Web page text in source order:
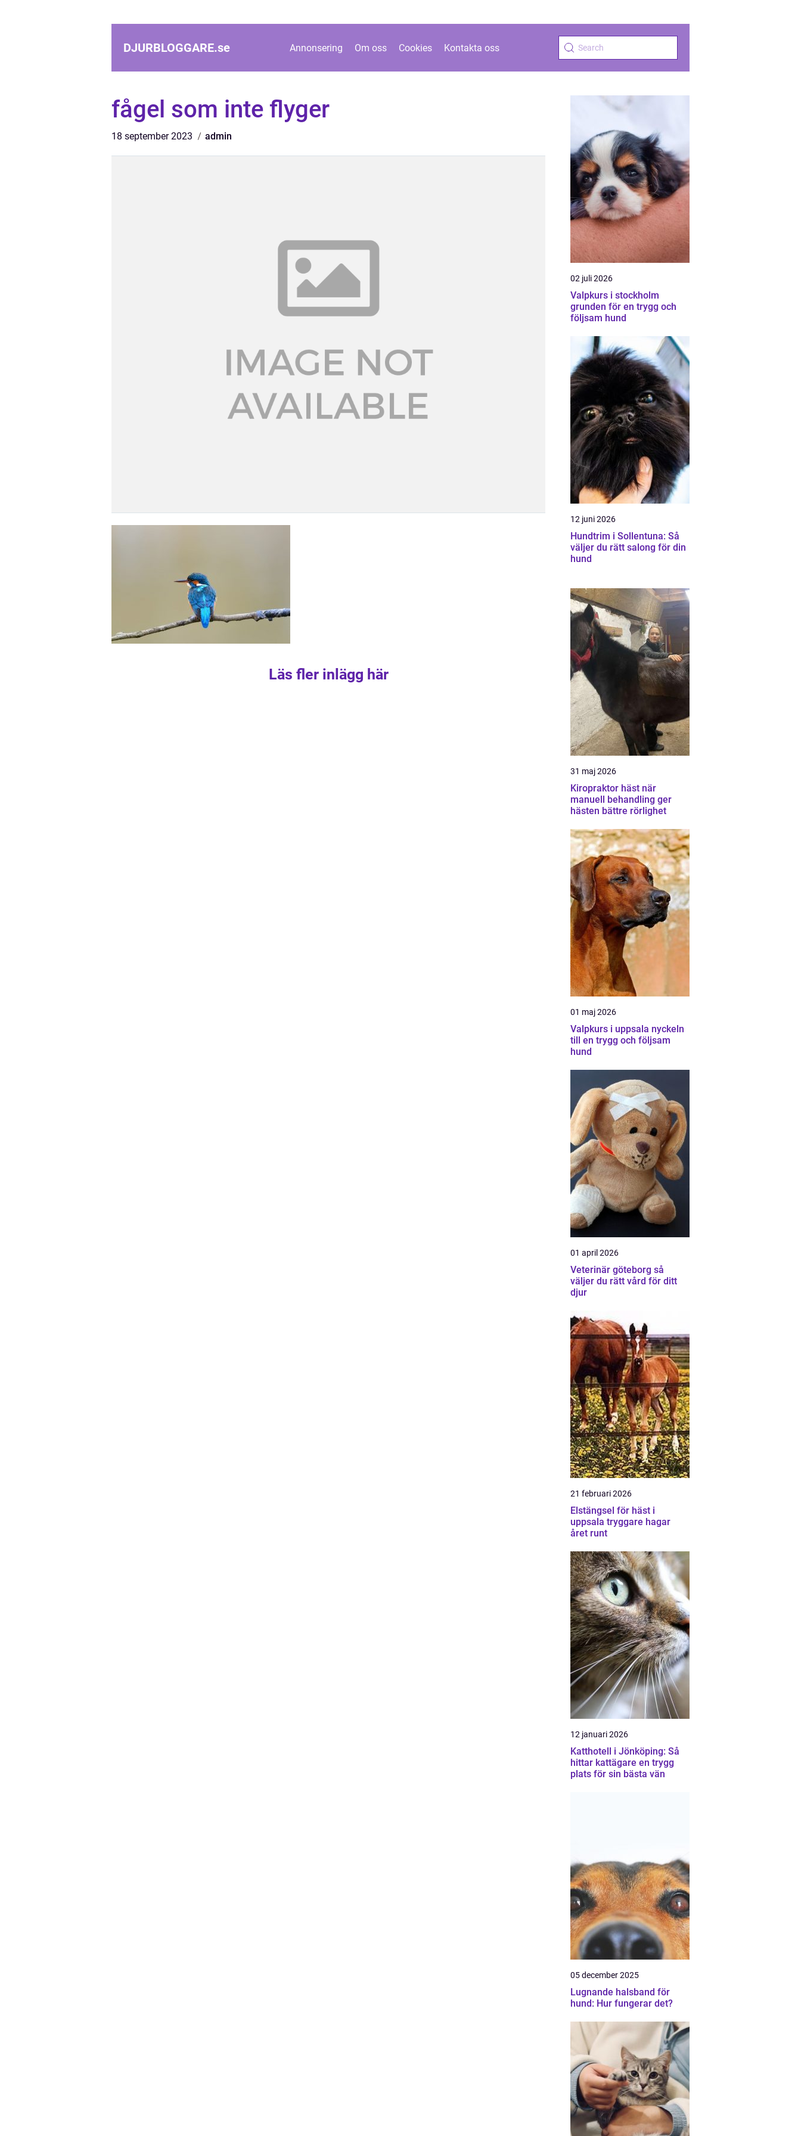
DJURBLOGGARE.se Annonsering Om oss Cookies Kontakta oss
fågel som inte flyger
18 september 2023 admin
Läs fler inlägg här
02 juli 2026
Valpkurs i stockholm
grunden för en trygg och
följsam hund
12 juni 2026
Hundtrim i Sollentuna: Så
väljer du rätt salong för din
hund
31 maj 2026
Kiropraktor häst när
manuell behandling ger
hästen bättre rörlighet
01 maj 2026
Valpkurs i uppsala nyckeln
till en trygg och följsam
hund
01 april 2026
Veterinär göteborg så
väljer du rätt vård för ditt
djur
21 februari 2026
Elstängsel för häst i
uppsala tryggare hagar
året runt
12 januari 2026
Katthotell i Jönköping: Så
hittar kattägare en trygg
plats för sin bästa vän
05 december 2025
Lugnande halsband för
hund: Hur fungerar det?